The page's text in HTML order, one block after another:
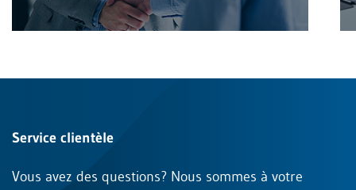
Service clientèle
Vous avez des questions? Nous sommes à votre